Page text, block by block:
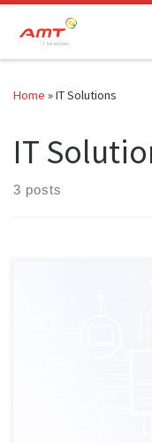
Skip to content
Home »IT Solutions
IT
3 posts
Pengertian IT
Perusahaan
tahap yang tidak bisa
perusahaan. Semakin
tentunya kebutuhan
Selain memenuhi
baik tentunya juga